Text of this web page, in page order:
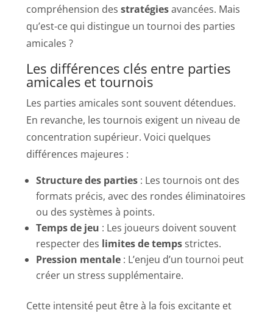
compréhension desstratégiesavancées. Mais
qu’est-ce qui distingue un tournoi des parties
amicales ?
Les différences clés entre parties
amicales et tournois
Les parties amicales sont souvent détendues.
En revanche, les tournois exigent un niveau de
concentration supérieur. Voici quelques
différences majeures :
Structure des parties : Les tournois ont des
formats précis, avec des rondes éliminatoires
ou des systèmes à points.
Temps de jeu : Les joueurs doivent souvent
respecter des limites de temps strictes.
Pression mentale : L’enjeu d’un tournoi peut
créer un stress supplémentaire.
Cette intensité peut être à la fois excitante et